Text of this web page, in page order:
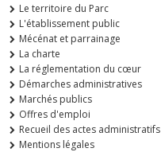
Le territoire du Parc
L'établissement public
Mécénat et parrainage
La charte
La réglementation du cœur
Démarches administratives
Marchés publics
Offres d'emploi
Recueil des actes administratifs
Mentions légales